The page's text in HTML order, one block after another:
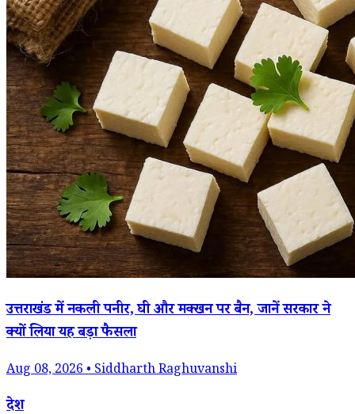
उत्तराखंड में नकली पनीर, घी और मक्खन पर बैन, जानें सरकार ने
क्यों लिया यह बड़ा फैसला
Aug 08, 2026 • Siddharth Raghuvanshi
देश